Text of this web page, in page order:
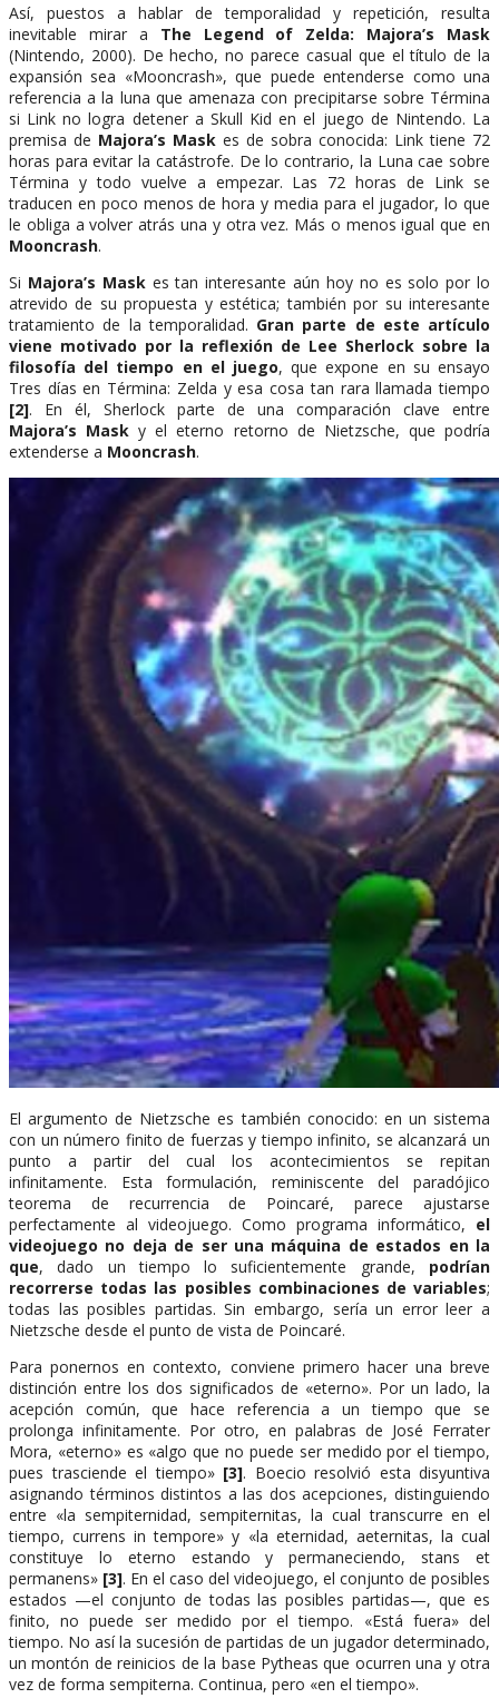
Así, puestos a hablar de temporalidad y repetición, resulta
inevitable mirar a The Legend of Zelda: Majora’s Mask
(Nintendo, 2000). De hecho, no parece casual que el título de la
expansión sea «Mooncrash», que puede entenderse como una
referencia a la luna que amenaza con precipitarse sobre Términa
si Link no logra detener a Skull Kid en el juego de Nintendo. La
premisa de Majora’s Mask es de sobra conocida: Link tiene 72
horas para evitar la catástrofe. De lo contrario, la Luna cae sobre
Términa y todo vuelve a empezar. Las 72 horas de Link se
traducen en poco menos de hora y media para el jugador, lo que
le obliga a volver atrás una y otra vez. Más o menos igual que en
Mooncrash.
Si Majora’s Maskes tan interesante aún hoy no es solo por lo
atrevido de su propuesta y estética; también por su interesante
tratamiento de la temporalidad. Gran parte de este artículo
viene motivado por la reflexión de Lee Sherlock sobre la
filosofía del tiempo en el juego, que expone en su ensayo
Tres días en Términa: Zelda y esa cosa tan rara llamada tiempo
[2]. En él, Sherlock parte de una comparación clave entre
Majora’s Mask y el eterno retorno de Nietzsche, que podría
extenderse a Mooncrash.
El argumento de Nietzsche es también conocido: en un sistema
con un número finito de fuerzas y tiempo infinito, se alcanzará un
punto a partir del cual los acontecimientos se repitan
infinitamente. Esta formulación, reminiscente del paradójico
teorema de recurrencia de Poincaré, parece ajustarse
perfectamente al videojuego. Como programa informático, el
videojuego no deja de ser una máquina de estados en la
que, dado un tiempo lo suficientemente grande, podrían
recorrerse todas las posibles combinaciones de variables;
todas las posibles partidas. Sin embargo, sería un error leer a
Nietzsche desde el punto de vista de Poincaré.
Para ponernos en contexto, conviene primero hacer una breve
distinción entre los dos significados de «eterno». Por un lado, la
acepción común, que hace referencia a un tiempo que se
prolonga infinitamente. Por otro, en palabras de José Ferrater
Mora, «eterno» es «algo que no puede ser medido por el tiempo,
pues trasciende el tiempo» [3]. Boecio resolvió esta disyuntiva
asignando términos distintos a las dos acepciones, distinguiendo
entre «la sempiternidad, sempiternitas, la cual transcurre en el
tiempo, currens in tempore» y «la eternidad, aeternitas, la cual
constituye lo eterno estando y permaneciendo, stans et
permanens» [3]. En el caso del videojuego, el conjunto de posibles
estados —el conjunto de todas las posibles partidas—, que es
finito, no puede ser medido por el tiempo. «Está fuera» del
tiempo. No así la sucesión de partidas de un jugador determinado,
un montón de reinicios de la base Pytheas que ocurren una y otra
vez de forma sempiterna. Continua, pero «en el tiempo».